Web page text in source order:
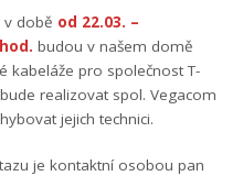
v době od 22.03. –
budou v našem domě
kabeláže pro společnost T-
realizovat spol. Vegacom
jejich technici.
je kontaktní osobou pan